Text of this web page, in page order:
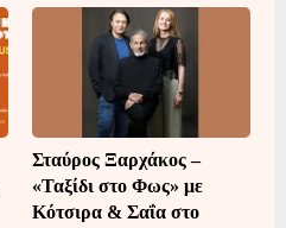
Σταύρος Ξαρχάκος –
«Ταξίδι στο Φως» με
Κότσιρα & Σαΐα στο